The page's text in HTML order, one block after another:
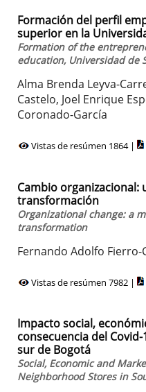
Formación del perfil
superior en la
Formation of the
education, Universidad de
Alma Brenda Leyva-
Castelo, Joel Enrique
Coronado-García
Vistas de resúmen 1864 |
Cambio organizacional:
transformación
Organizational change: a
transformation
Fernando Adolfo Fierro-
Vistas de resúmen 7982 |
Impacto social,
consecuencia del
sur de Bogotá
Social, Economic and
Neighborhood Stores in